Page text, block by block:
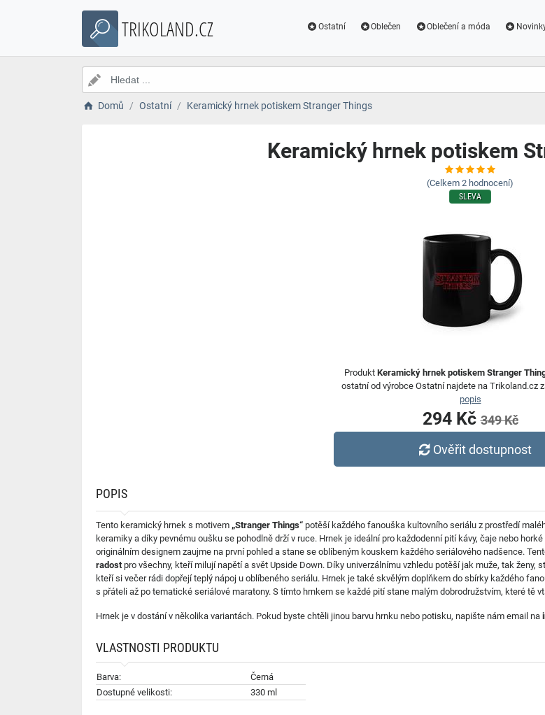
TRIKOLAND.CZ Ostatní Oblečen Oblečení a móda
Domů Ostatní Keramický hrnek potiskem Stranger Things
Keramický hrnek potiskem
(Celkem 2 hodnocení)
SLEVA
Produkt Keramický hrnek potiskem Stranger
ostatní od výrobce Ostatní najdete na Trikoland.cz
popis
294 Kč349 Kč
Ověřit dostupnost
POPIS
Tento keramický hrnek s motivem „Stranger Things“ potěší každého fanouška kultovního seriálu z prostředí
keramiky a díky pevnému oušku se pohodlně drží v ruce. Hrnek je ideální pro každodenní pití kávy, čaje nebo
originálním designem zaujme na první pohled a stane se oblíbeným kouskem každého seriálového nadšence.
radostpro všechny, kteří milují napětí a svět Upside Down. Díky univerzálnímu vzhledu potěší jak muže, tak ženy,
kteří si večer rádi dopřejí teplý nápoj u oblíbeného seriálu. Hrnek je také skvělým doplňkem do sbírky každého
s přáteli až po tematické seriálové maratony. S tímto hrnkem se každé pití stane malým dobrodružstvím, které tě
Hrnek je v dostání v několika variantách. Pokud byste chtěli jinou barvu hrnku nebo potisku, napište nám email na
VLASTNOSTI PRODUKTU
Barva:
Černá
Dostupné velikosti:
330 ml